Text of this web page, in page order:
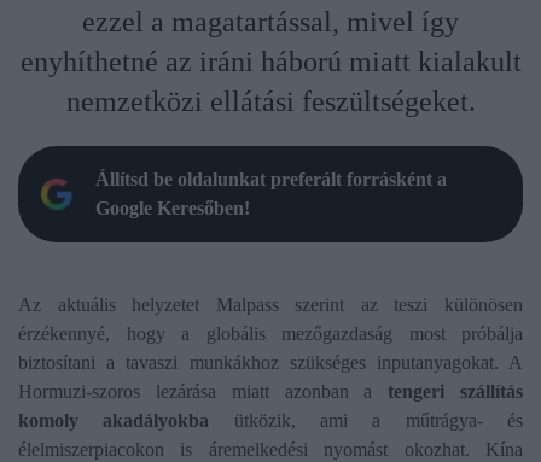
ezzel a magatartással, mivel így
enyhíthetné az iráni háború miatt kialakult
nemzetközi ellátási feszültségeket.
Állítsd be oldalunkat preferált forrásként a
Google Keresőben!
Az aktuális helyzetet Malpass szerint az teszi különösen
érzékennyé, hogy a globális mezőgazdaság most próbálja
biztosítani a tavaszi munkákhoz szükséges inputanyagokat. A
Hormuzi-szoros lezárása miatt azonban a tengeri szállítás
komoly akadályokba ütközik, ami a műtrágya- és
élelmiszerpiacokon is áremelkedési nyomást okozhat. Kína